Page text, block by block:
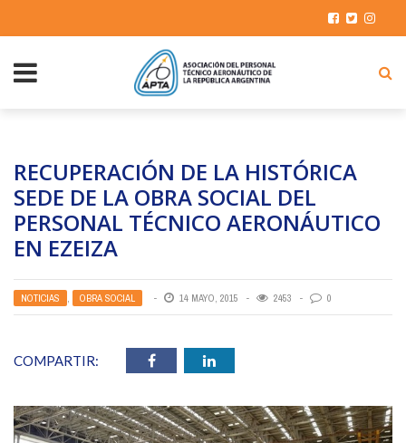
RECUPERACIÓN DE LA HISTÓRICA
SEDE DE LA OBRA SOCIAL DEL
PERSONAL TÉCNICO AERONÁUTICO
EN EZEIZA
NOTICIAS , OBRA SOCIAL 14 MAYO, 2015 2453 0
COMPARTIR: